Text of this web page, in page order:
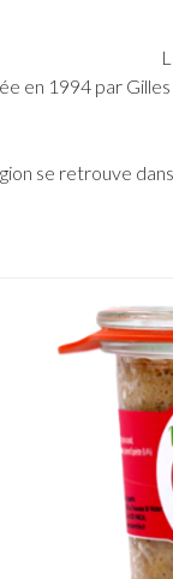
en 1994 par
se retrouve